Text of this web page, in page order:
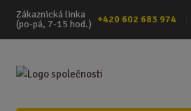
Zákaznická linka
(po-pá, 7-15 hod.) +420 602 683 974